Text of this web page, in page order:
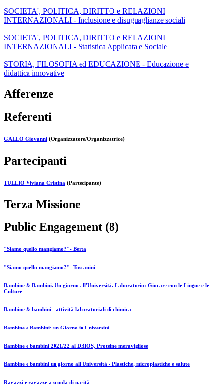
SOCIETA', POLITICA, DIRITTO e RELAZIONI
INTERNAZIONALI - Inclusione e disuguaglianze sociali
SOCIETA', POLITICA, DIRITTO e RELAZIONI
INTERNAZIONALI - Statistica Applicata e Sociale
STORIA, FILOSOFIA ed EDUCAZIONE - Educazione e
didattica innovative
Afferenze
Referenti
GALLO Giovanni (Organizzatore/Organizzatrice)
Partecipanti
TULLIO Viviana Cristina (Partecipante)
Terza Missione
Public Engagement (8)
"Siamo quello mangiamo?"- Berta
"Siamo quello mangiamo?"- Toscanini
Bambine & Bambini. Un giorno all'Università. Laboratorio: Giocare con le Lingue e le
Culture
Bambine & bambini - attività laboratoriali di chimica
Bambine e Bambini: un Giorno in Università
Bambine e bambini 2021/22 al DBIOS, Proteine meravigliose
Bambine e bambini un giorno all'Università - Plastiche, microplastiche e salute
Ragazzi e ragazze a scuola di parità